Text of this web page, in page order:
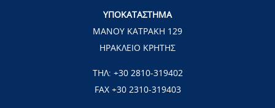
ΥΠΟΚΑΤΑΣΤΗΜΑ
ΜΑΝΟΥ ΚΑΤΡΑΚΗ 129
ΗΡΑΚΛΕΙΟ ΚΡΗΤΗΣ
ΤΗΛ: +30 2810-319402
FAX +30 2310-319403